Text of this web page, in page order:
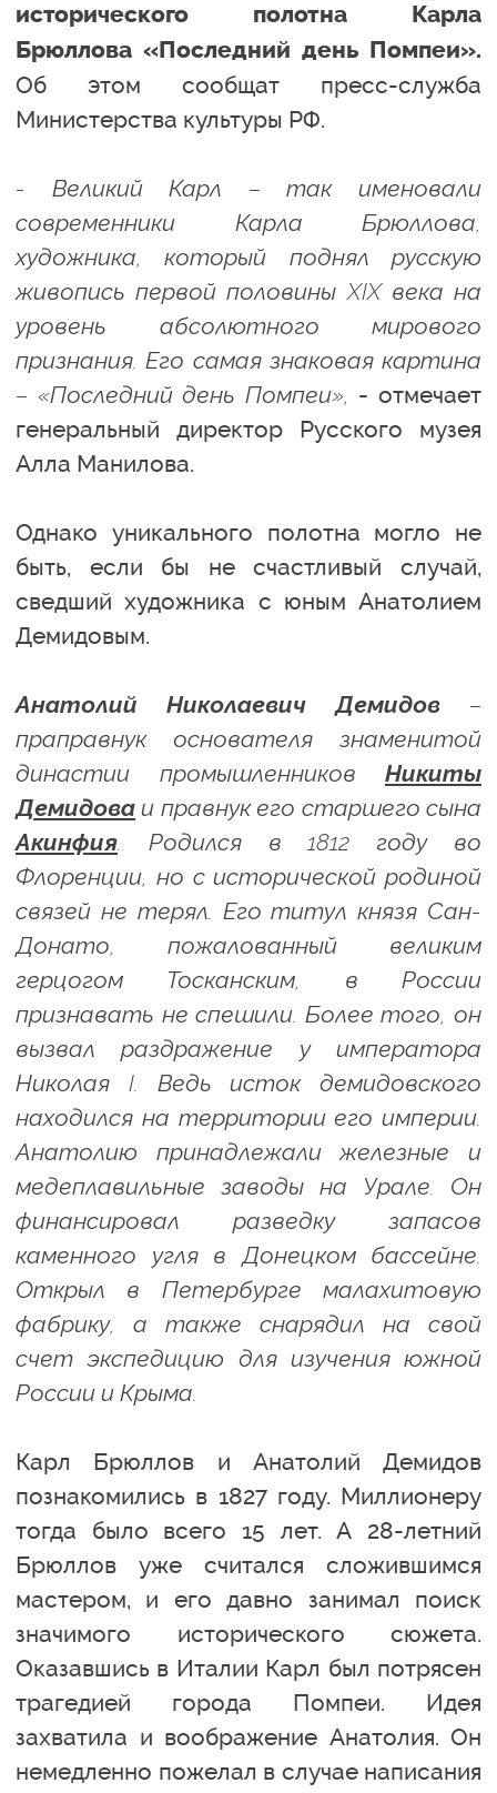
исторического полотна Карла
Брюллова «Последний день Помпеи».
Об этом сообщат пресс-служба
Министерства культуры РФ.
- Великий Карл – так именовали
современники Карла Брюллова,
художника, который поднял русскую
живопись первой половины XIX века на
уровень абсолютного мирового
признания. Его самая знаковая картина
– «Последний день Помпеи», - отмечает
генеральный директор Русского музея
Алла Манилова.
Однако уникального полотна могло не
быть, если бы не счастливый случай,
сведший художника с юным Анатолием
Демидовым.
Анатолий Николаевич Демидов –
праправнук основателя знаменитой
династии промышленников Никиты
Демидова и правнук его старшего сына
Акинфия. Родился в 1812 году во
Флоренции, но с исторической родиной
связей не терял. Его титул князя Сан-
Донато, пожалованный великим
герцогом Тосканским, в России
признавать не спешили. Более того, он
вызвал раздражение у императора
Николая I. Ведь исток демидовского
находился на территории его империи.
Анатолию принадлежали железные и
медеплавильные заводы на Урале. Он
финансировал разведку запасов
каменного угля в Донецком бассейне.
Открыл в Петербурге малахитовую
фабрику, а также снарядил на свой
счет экспедицию для изучения южной
России и Крыма.
Карл Брюллов и Анатолий Демидов
познакомились в 1827 году. Миллионеру
тогда было всего 15 лет. А 28-летний
Брюллов уже считался сложившимся
мастером, и его давно занимал поиск
значимого исторического сюжета.
Оказавшись в Италии Карл был потрясен
трагедией города Помпеи. Идея
захватила и воображение Анатолия. Он
немедленно пожелал в случае написания